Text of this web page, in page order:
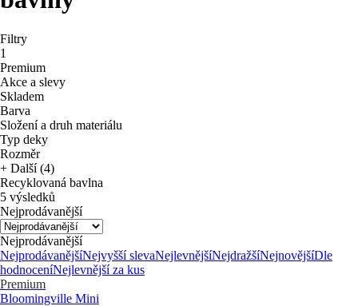
Filtry
1
Premium
Akce a slevy
Skladem
Barva
Složení a druh materiálu
Typ deky
Rozměr
+ Další (4)
Recyklovaná bavlna
5 výsledků
Nejprodávanější
Nejprodávanější
NejprodávanějšíNejvyšší slevaNejlevnějšíNejdražšíNejnovějšíDle
hodnoceníNejlevnější za kus
Premium
Bloomingville Mini